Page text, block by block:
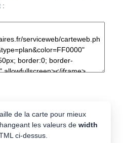
:
de la carte pour mieux
les valeurs de width
ci-dessus.